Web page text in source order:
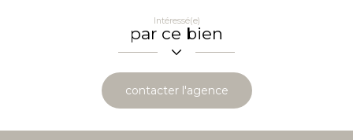
Intéressé(e)
par ce bien
contacter l'agence